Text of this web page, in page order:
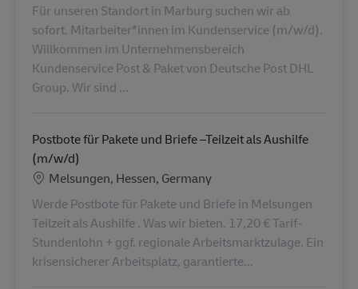
Für unseren Standort in Marburg suchen wir ab
sofort. Mitarbeiter*innen im Kundenservice (m/w/d).
Willkommen im Unternehmensbereich
Kundenservice Post & Paket von Deutsche Post DHL
Group. Wir sind ...
Postbote für Pakete und Briefe –Teilzeit als Aushilfe
(m/w/d)
Ubicación
Melsungen, Hessen, Germany
Werde Postbote für Pakete und Briefe in Melsungen
Teilzeit als Aushilfe . Was wir bieten. 17,20 € Tarif-
Stundenlohn + ggf. regionale Arbeitsmarktzulage. Ein
krisensicherer Arbeitsplatz, garantierte...